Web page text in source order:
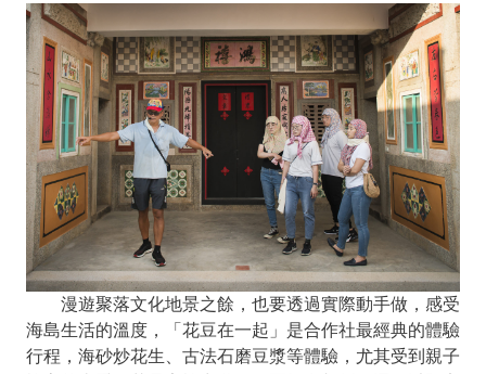
漫遊聚落文化地景之餘，也要透過實際動手做，感受
海島生活的溫度，「花豆在一起」是合作社最經典的體驗
行程，海砂炒花生、古法石磨豆漿等體驗，尤其受到親子